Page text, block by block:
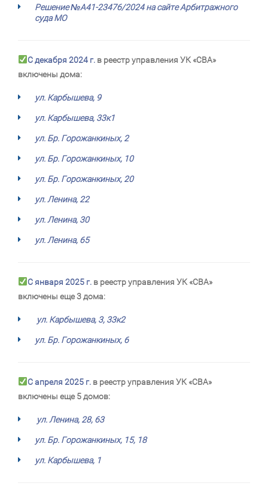
Решение№А41-23476/2024 на сайте Арбитражного
суда МО
С декабря 2024 г. в реестр управления УК «СВА»
включены дома:
ул. Карбышева, 9
ул. Карбышева, 33к1
ул. Бр. Горожанкиных, 2
ул. Бр. Горожанкиных, 10
ул. Бр. Горожанкиных, 20
ул. Ленина, 22
ул. Ленина, 30
ул. Ленина, 65
С января 2025 г. в реестр управления УК «СВА»
включены еще 3 дома:
ул. Карбышева, 3, 33к2
ул. Бр. Горожанкиных, 6
С апреля 2025 г. в реестр управления УК «СВА»
включены еще 5 домов:
ул. Ленина, 28, 63
ул. Бр. Горожанкиных, 15, 18
ул. Карбышева, 1